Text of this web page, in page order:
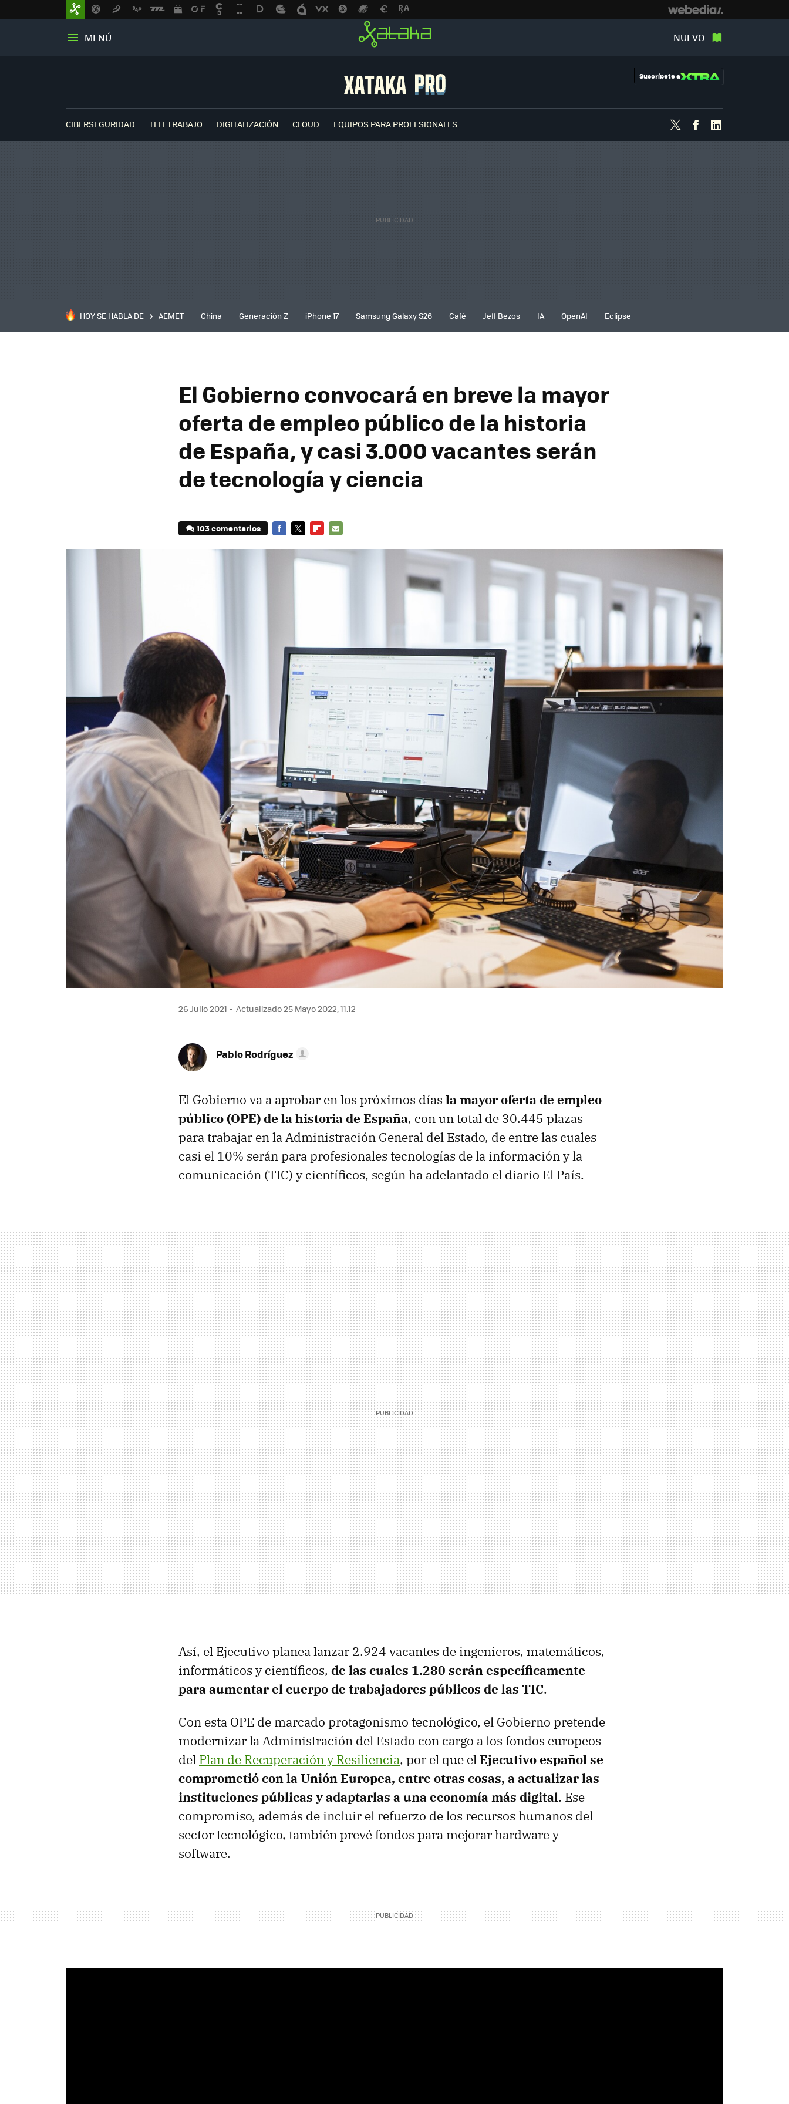
MENÚ NUEVO
Suscríbete a
CIBERSEGURIDAD TELETRABAJO DIGITALIZACIÓN CLOUD EQUIPOS PARA PROFESIONALES TwitterFacebook
HOY SE HABLA DE AEMET China Generación Z iPhone 17 Samsung Galaxy S26 Café Jeff Bezos IA OpenAI Eclipse
El Gobierno convocará en breve la mayor
oferta de empleo público de la historia
de España, y casi 3.000 vacantes serán
de tecnología y ciencia
103 comentarios
26 Julio 2021 Actualizado 25 Mayo 2022, 11:12
Pablo Rodríguez
El Gobierno va a aprobar en los próximos días la mayor oferta de empleo
público (OPE) de la historia de España, con un total de 30.445 plazas
para trabajar en la Administración General del Estado, de entre las cuales
casi el 10% serán para profesionales tecnologías de la información y la
comunicación (TIC) y científicos, según ha adelantado el diario El País.
Así, el Ejecutivo planea lanzar 2.924 vacantes de ingenieros, matemáticos,
informáticos y científicos, de las cuales 1.280 serán específicamente
para aumentar el cuerpo de trabajadores públicos de las TIC.
Con esta OPE de marcado protagonismo tecnológico, el Gobierno pretende
modernizar la Administración del Estado con cargo a los fondos europeos
del Plan de Recuperación y Resiliencia, por el que elEjecutivo español se
comprometió con la Unión Europea, entre otras cosas, a actualizar las
instituciones públicas y adaptarlas a una economía más digital. Ese
compromiso, además de incluir el refuerzo de los recursos humanos del
sector tecnológico, también prevé fondos para mejorar hardware y
software.